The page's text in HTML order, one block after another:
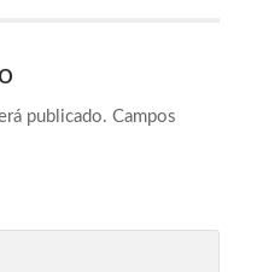
publicado. Campos